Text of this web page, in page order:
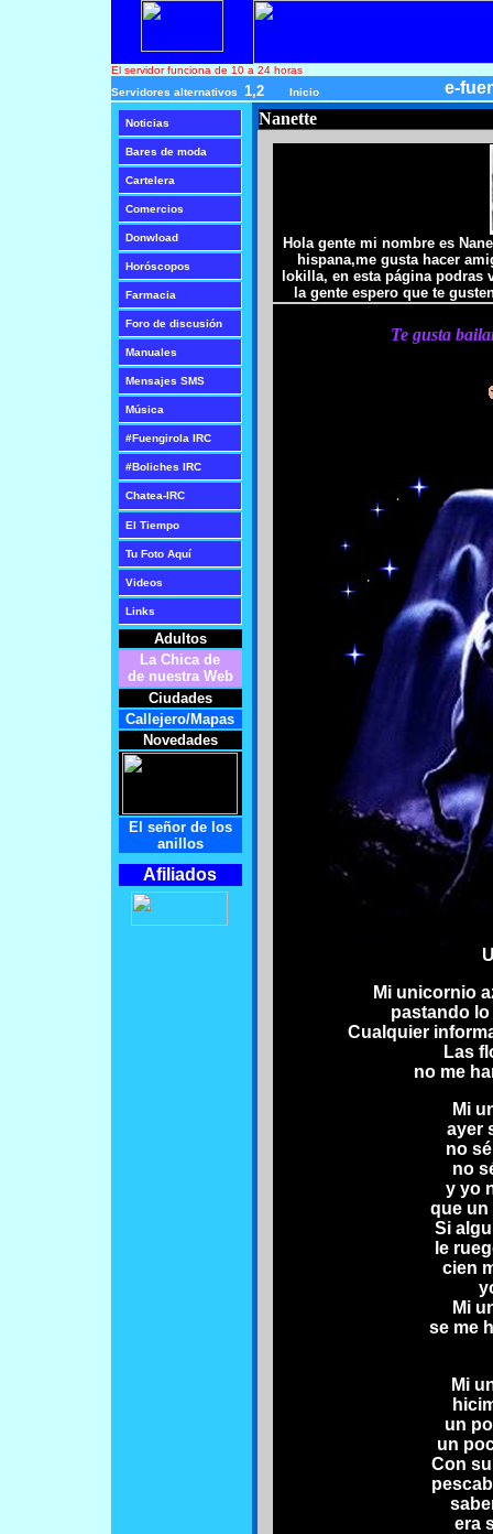
El servidor funciona de 10 a 24 horas
Servidores alternativos
1,2 Inicio e-
Noticias
Bares de moda
Cartelera
Comercios
Donwload
Horóscopos
Farmacia
Foro de discusión
Manuales
Mensajes SMS
Música
#Fuengirola IRC
#Boliches IRC
Chatea-IRC
El Tiempo
Tu Foto Aquí
Videos
Links
Adultos
La Chica de
de nuestra Web
Ciudades
Callejero/Mapas
Novedades
El señor de los
anillos
Afiliados
Nanette
Hola gente mi nombre es
hispana,me gusta hacer
lokilla, en esta página podras
la gente espero que te
Te gusta
Mi unicornio
pastando
Cualquier
Las
no me
Mi
ayer
no
no
y yo
que un
Si
le
cien
Mi
se me
Mi
un
un
Con
era